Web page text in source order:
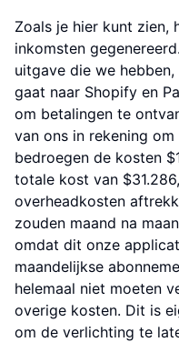
Zoals je hier kunt zien,
inkomsten
uitgave die we
gaat naar Shopify en
om betalingen te
van ons in rekening
bedroegen de kosten
totale kost van
overheadkosten
zouden maand na
omdat dit onze
maandelijkse
helemaal niet moeten
overige kosten. Dit is
om de verlichting te